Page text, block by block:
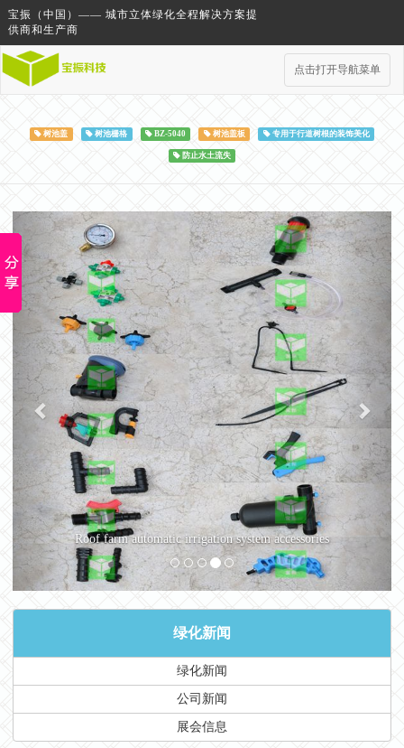
宝振（中国）—— 城市立体绿化全程解决方案提
供商和生产商
点击打开导航菜单
树池盖 树池栅格 BZ-5040 树池盖板 专用于行道树根的装饰美化
防止水土流失
Roof farm automatic irrigation system accessories
Previous Next
绿化新闻
绿化新闻
公司新闻
展会信息